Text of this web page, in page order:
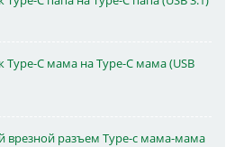
Type-C мама на Type-C мама (USB
врезной разъем Type-c мама-мама